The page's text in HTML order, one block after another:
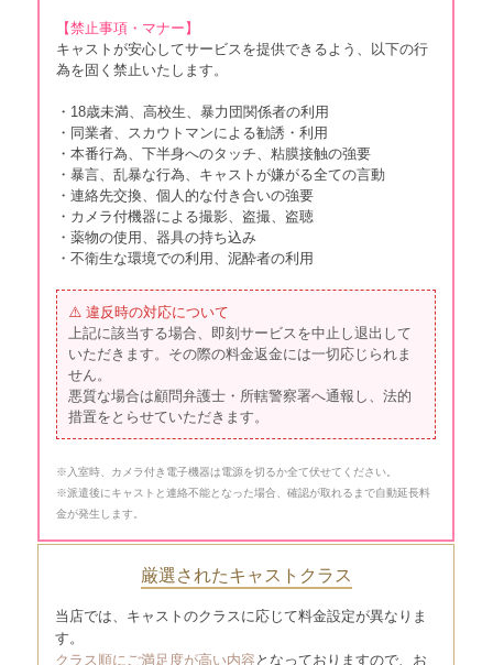
東区3000円エリア わ行 若宮
東区4000円エリア わ行 和白東
東区5000円エリア わ行 和白・和
白丘
南区1000円エリア あ行 市崎・大
楠
1,000円
南区2000円エリア あ行 井尻・大
池・大橋・大橋団地・折立町
南区2000円エリア か行 五十川 2,000円
南区3000円エリア か行 柏原・警
弥郷
3,000円
南区1000円エリア さ行 塩原・清
水
南区2000円エリア さ行 皿山
南区1000円エリア た行 高宮・多
南区2000円エリア た行 高木・筑
紫丘・寺塚
2,000円
【禁止事項・マナー】
キャストが安心してサービスを提供できるよう、以下の行
為を固く禁止いたします。
・18歳未満、高校生、暴力団関係者の利用
・同業者、スカウトマンによる勧誘・利用
・本番行為、下半身へのタッチ、粘膜接触の強要
・暴言、乱暴な行為、キャストが嫌がる全ての言動
・連絡先交換、個人的な付き合いの強要
・カメラ付機器による撮影、盗撮、盗聴
・薬物の使用、器具の持ち込み
・不衛生な環境での利用、泥酔者の利用
⚠️ 違反時の対応について
上記に該当する場合、即刻サービスを中止し退出して
いただきます。その際の料金返金には一切応じられま
せん。
悪質な場合は顧問弁護士・所轄警察署へ通報し、法的
措置をとらせていただきます。
※入室時、カメラ付き電子機器は電源を切るか全て伏せてください。
※派遣後にキャストと連絡不能となった場合、確認が取れるまで自動延長料
金が発生します。
厳選されたキャストクラス
当店では、キャストのクラスに応じて料金設定が異なりま
す。
クラス順にご満足度が高い内容 となっておりますので、お